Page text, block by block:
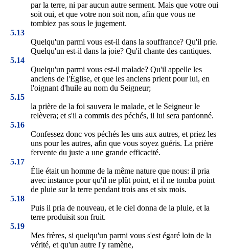
par la terre, ni par aucun autre serment. Mais que votre oui
soit oui, et que votre non soit non, afin que vous ne
tombiez pas sous le jugement.
5.13
Quelqu'un parmi vous est-il dans la souffrance? Qu'il prie.
Quelqu'un est-il dans la joie? Qu'il chante des cantiques.
5.14
Quelqu'un parmi vous est-il malade? Qu'il appelle les
anciens de l'Église, et que les anciens prient pour lui, en
l'oignant d'huile au nom du Seigneur;
5.15
la prière de la foi sauvera le malade, et le Seigneur le
relèvera; et s'il a commis des péchés, il lui sera pardonné.
5.16
Confessez donc vos péchés les uns aux autres, et priez les
uns pour les autres, afin que vous soyez guéris. La prière
fervente du juste a une grande efficacité.
5.17
Élie était un homme de la même nature que nous: il pria
avec instance pour qu'il ne plût point, et il ne tomba point
de pluie sur la terre pendant trois ans et six mois.
5.18
Puis il pria de nouveau, et le ciel donna de la pluie, et la
terre produisit son fruit.
5.19
Mes frères, si quelqu'un parmi vous s'est égaré loin de la
vérité, et qu'un autre l'y ramène,